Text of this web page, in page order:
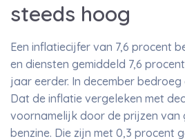
steeds hoog
Een inflatiecijfer van 7,6 procent
en diensten gemiddeld 7,6
jaar eerder. In december
Dat de inflatie vergeleken met
voornamelijk door de prijzen van
benzine. Die zijn met 0,3 procent